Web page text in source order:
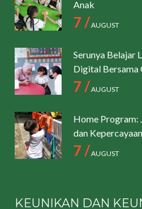
Anak
7 /AUGUST
Serunya Belajar
Digital Bersama
7 /AUGUST
Home Program:
dan
7 /AUGUST
KEUNIKAN DAN